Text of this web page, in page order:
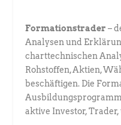
Formationstrader–
Analysen und
charttechnischen
Rohstoffen, Aktien,
beschäftigen. Die
aktive Investor,